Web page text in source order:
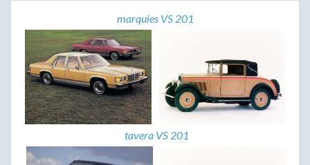
marquies VS 201
tavera VS 201